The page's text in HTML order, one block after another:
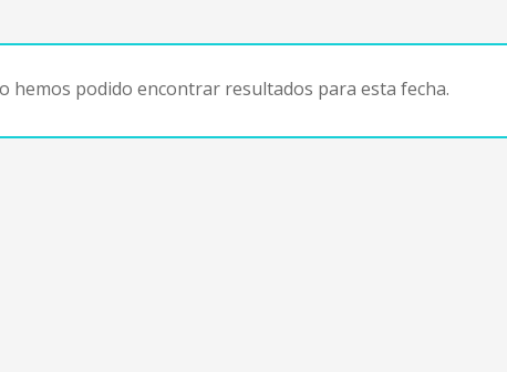
hemos podido encontrar resultados para esta fecha.